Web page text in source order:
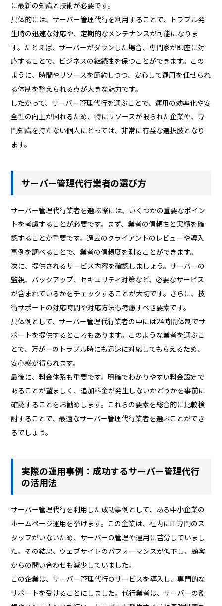
に最新の知識と技術が必要です。
具体的には、サーバー管理代行を利用することで、トラブル発
生時の迅速な対応や、定期的なメンテナンスが可能になりま
す。たとえば、サーバーがダウンした場合、専門家が即座に対
応することで、ビジネスの継続性を保つことができます。この
ように、時間やリソースを節約しつつ、安心して運用を任せられ
る体制を整えられる点が大きな魅力です。
したがって、サーバー管理代行を選ぶことで、運用の効率化や安
全性の向上が図れるため、特にリソースが限られた企業や、専
門知識を持たない個人にとっては、非常に有益な選択肢となり
ます。
サーバー管理代行業者の選び方
サーバー管理代行業者を選ぶ際には、いくつかの重要なポイン
トを考慮することが必要です。まず、業者の信頼性と実績を確
認することが重要です。過去のクライアントのレビューや導入
事例を調べることで、業者の信頼度を測ることができます。
次に、提供されるサービス内容を確認しましょう。サーバーの
監視、バックアップ、セキュリティ対策など、必要なサービス
が含まれているかをチェックすることが大切です。さらに、技
術サポートの対応時間や対応方法も考慮すべき要素です。
具体例として、サーバー管理代行業者の中には24時間体制でサ
ポートを提供するところもあります。このような業者を選ぶこ
とで、万が一のトラブル時にも迅速に対応してもらえるため、
安心感が得られます。
最後に、料金体系も重要です。明確でわかりやすい料金設定で
あることが望ましく、追加料金が発生しないかどうかを事前に
確認することをお勧めします。これらの要素を総合的に比較検
討することで、最適なサーバー管理代行業者を選ぶことができ
るでしょう。
実際の運用事例：成功するサーバー管理代行
の活用法
サーバー管理代行を利用した成功事例として、ある中小企業の
ホームページ運用を挙げます。この企業は、社内にIT専門のス
タッフがいないため、サーバーの管理や運用に苦労していまし
た。その結果、ウェブサイトのパフォーマンスが低下し、顧客
からの問い合わせも減少していました。
この企業は、サーバー管理代行のサービスを導入し、専門的な
サポートを受けることにしました。代行業者は、サーバーの監